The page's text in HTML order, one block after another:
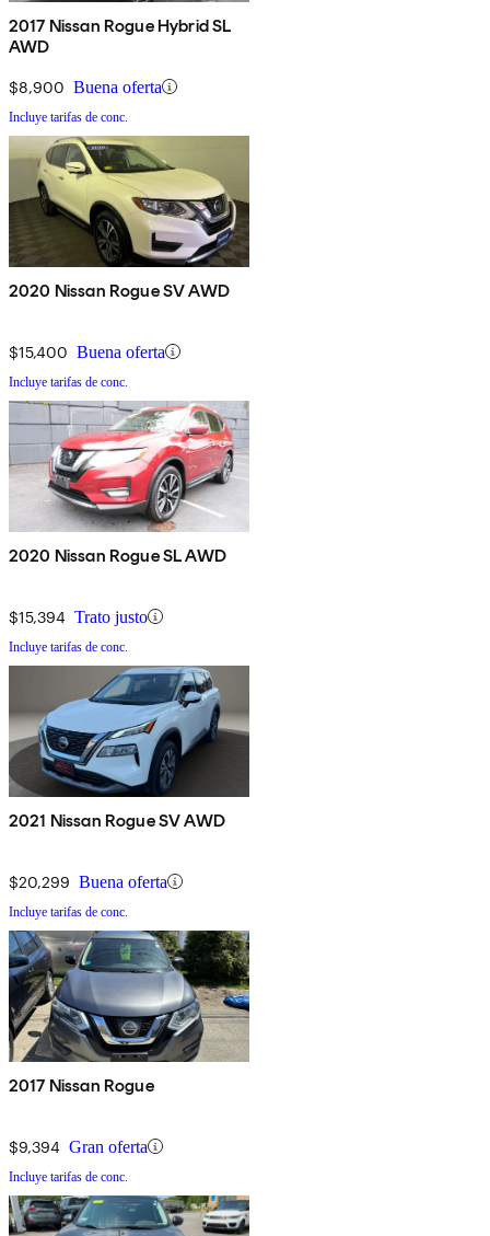
2017 Nissan Rogue Hybrid SL
AWD
$8,900 Buena oferta
Incluye tarifas de conc.
2020 Nissan Rogue SV AWD
$15,400 Buena oferta
Incluye tarifas de conc.
2020 Nissan Rogue SL AWD
$15,394 Trato justo
Incluye tarifas de conc.
2021 Nissan Rogue SV AWD
$20,299 Buena oferta
Incluye tarifas de conc.
2017 Nissan Rogue
$9,394 Gran oferta
Incluye tarifas de conc.